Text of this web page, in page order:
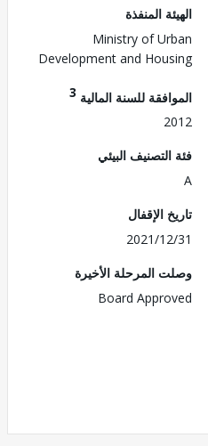
المنفذة
Ministry of
Development and
للسنة المالية3
البيئي
الإقفال
2021/
المرحلة الأخيرة
Board